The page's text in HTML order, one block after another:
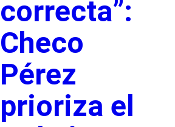
correcta”:
Checo
Pérez
prioriza el